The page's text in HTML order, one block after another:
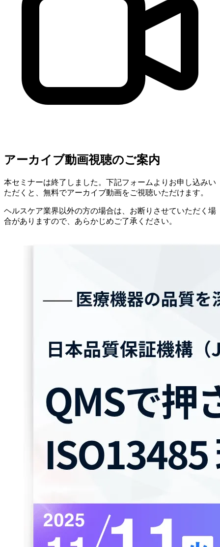
アーカイブ動画視聴のご案内
本セミナーは終了しました。下記フォームよりお申し込みい
ただくと、無料でアーカイブ動画をご視聴いただけます。
ヘルスケア業界以外の方の場合は、お断りさせていただく場
合がありますので、あらかじめご了承ください。